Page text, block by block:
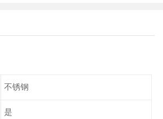
不锈钢
是